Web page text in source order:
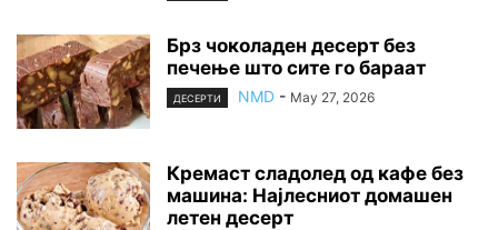
Брз чоколаден десерт без
печење што сите го бараат
ДЕСЕРТИ NMD - May 27, 2026
Кремаст сладолед од кафе без
машина: Најлесниот домашен
летен десерт